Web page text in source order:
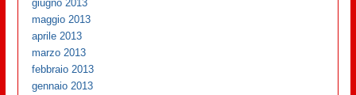
giugno 2013
maggio 2013
aprile 2013
marzo 2013
febbraio 2013
gennaio 2013